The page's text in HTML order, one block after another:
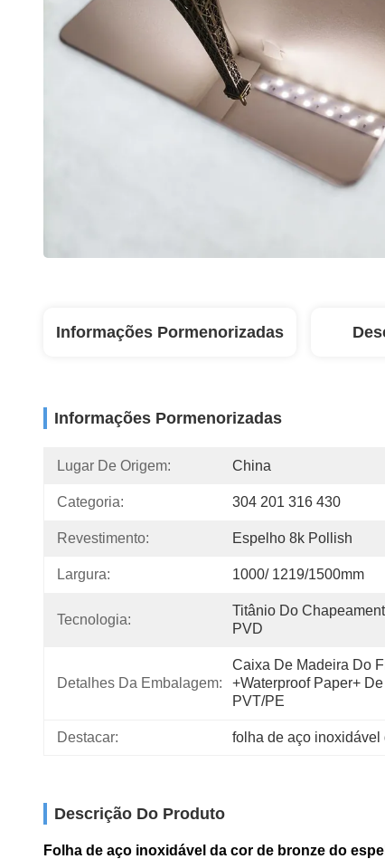
Informações Pormenorizadas
Informações Pormenorizadas
Lugar De Origem: China
Categoria: 304 201 316 430
Revestimento: Espelho 8k Pollish
Largura: 1000/ 1219/1500mm
Tecnologia:
Titânio Do
PVD
Detalhes Da Embalagem:
Caixa De Madeira Do
+Waterproof Paper+ De
PVT/PE
Destacar: folha de aço
Descrição Do Produto
Folha de aço inoxidável da cor de bronze do